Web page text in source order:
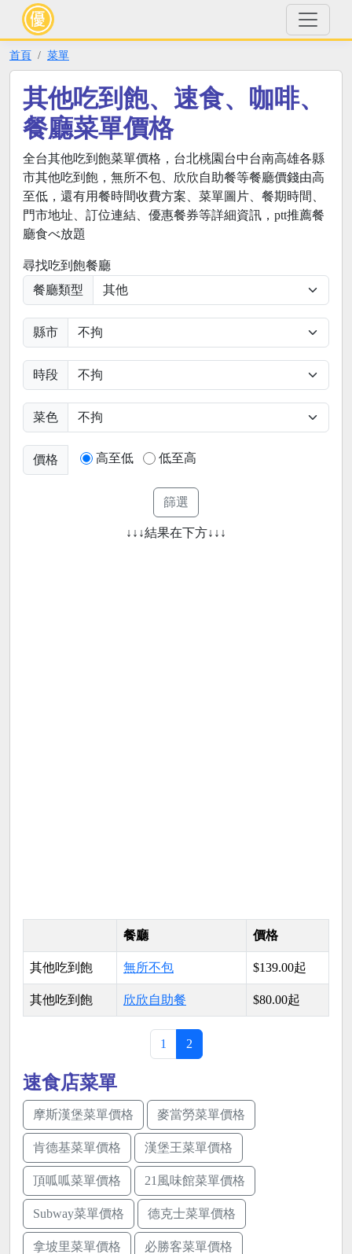
首頁 菜單
其他吃到飽、速食、咖啡、
餐廳菜單價格
全台其他吃到飽菜單價格，台北桃園台中台南高雄各縣
市其他吃到飽，無所不包、欣欣自助餐等餐廳價錢由高
至低，還有用餐時間收費方案、菜單圖片、餐期時間、
門市地址、訂位連結、優惠餐券等詳細資訊，ptt推薦餐
廳食べ放題
尋找吃到飽餐廳
餐廳類型
縣市
時段
菜色
價格 高至低 低至高
↓↓↓結果在下方↓↓↓
餐廳 價格
其他吃到飽 無所不包 $139.00起
其他吃到飽 欣欣自助餐 $80.00起
1 2
速食店菜單
摩斯漢堡菜單價格 麥當勞菜單價格
肯德基菜單價格 漢堡王菜單價格
頂呱呱菜單價格 21風味館菜單價格
Subway菜單價格 德克士菜單價格
拿坡里菜單價格 必勝客菜單價格